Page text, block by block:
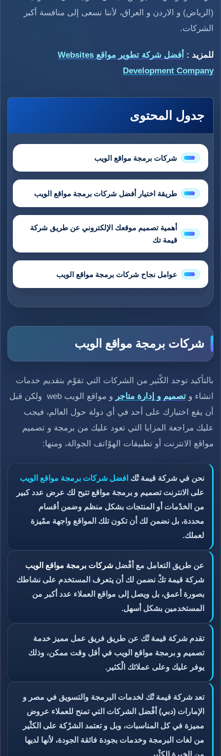
(الرياض) و الاردن و العراق، لأننا نسعى إلى منافسة أكبر
الشركات.
للمزيد :
أفضل شركة تطوير مواقع Websites
Development Company
جدول المحتوى
شركات برمجة مواقع الويب
طريقة اختيار أفضل شركات برمجة مواقع الويب
أهمية تصميم موقعك الإلكتروني عن طريق شركة
قيمة تك
عوامل نجاح شركات برمجة مواقع الويب
شركات برمجة مواقع الويب
بالتأكيد توجد الكْثير من الشركات التي تقوْم بتقديم خدمات
انشاء و تصميم و إدارة متاجر
و مواقع الويب web ولكن قبل
أن يقع اختيارك على أحد في أي دولة حول العالم، فيجب
عليك مراجعة المزايا التي تعود عليك من برمجة و تصميم
مواقع الانترنت أو تطبيقات الهوْاتف الجوالة، ومنها:
نحن في شركة قيمة تْك افضل شركات برمجة مواقع الويب
على الانترنت تصميم و برمجة مواقع تتيح لك عرض عدد كبير
من الخدْمات أو المنتجات بشكل منظم وضمن أقسام
محددة، بل نضمن لك أن تكون تلك المواقع واجهة ممْيزة
لعملك.
عن طريق التعامل مع أفْضل شركات برمجة مواقع الويب
شركة قيمة تكْ نضمن لك أن يتعرف المستخدم على نشاطك
بصورة أعمق، بل ويصل إلى مواقع العملاء عدد أكبر من
المستخدمين بشكل أسهل.
تقدم شركة قيمة تْك عن طريق فريق عمل مميز خدمة
تصميم و برمجة مواقع الويب في أقل وقت ممكن، وذلك
يوفر عليك وعلى عملائك الْكثير.
تعد شركة قيمة تْك لخدمات البرمجة والتسويق في مصر و
الإمارات (دبي) أفْضل الشركات التي تمنح للعملاء عروض
مميزة في كل المناسبات، وبل و تعتمد الشرْكة على الكثْير
من لغات البرمجة وخدمات بجودة فائقة الجودة، لأنها لديها